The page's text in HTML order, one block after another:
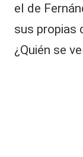
el de
sus propias
¿Quién se